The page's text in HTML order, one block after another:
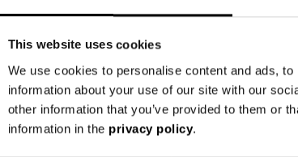
This website uses cookies
We use cookies to personalise content and ads,
information about your use of our site with our
other information that you’ve provided to them or
information in the privacy policy.